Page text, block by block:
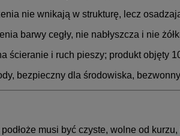
nie wnikają w strukturę, lecz
barwy cegły, nie nabłyszcza i nie
ścieranie i ruch pieszy; produkt objęty
bezpieczny dla środowiska,
podłoże musi być czyste, wolne od kurzu,